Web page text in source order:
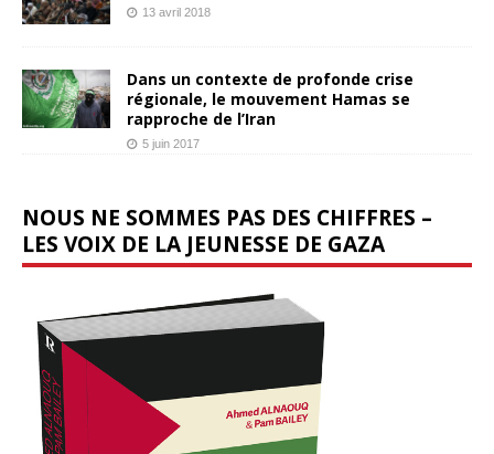
13 avril 2018
Dans un contexte de profonde crise
régionale, le mouvement Hamas se
rapproche de l’Iran
5 juin 2017
NOUS NE SOMMES PAS DES CHIFFRES –
LES VOIX DE LA JEUNESSE DE GAZA